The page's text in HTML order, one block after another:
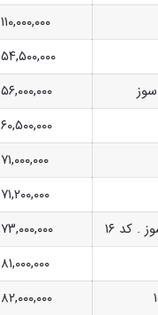
۱۱۰,۰۰۰,۰۰۰
۵۴,۵۰۰,۰۰۰
۵۶,۰۰۰,۰۰۰
۶۰,۵۰۰,۰۰۰
۷۱,۰۰۰,۰۰۰
۷۱,۲۰۰,۰۰۰
. کد ۱۶
۷۳,۰۰۰,۰۰۰
۸۱,۰۰۰,۰۰۰
۸۲,۰۰۰,۰۰۰